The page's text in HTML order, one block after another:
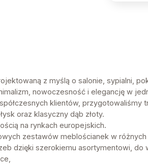
z myślą o salonie, sypialni,
nowoczesność i elegancję w
klientów, przygotowaliśmy
oraz klasyczny dąb złoty.
na rynkach europejskich.
zestawów meblościanek w
dzięki szerokiemu asortymentowi, do